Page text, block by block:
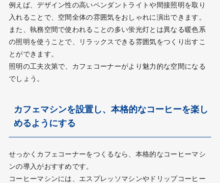
例えば、デザイン性の高いペンダントライトや間接照明を取り
入れることで、空間全体の雰囲気をおしゃれに演出できます。
また、執務空間で使われることの多い蛍光灯とは異なる暖色系
の照明を使うことで、リラックスできる雰囲気をつくり出すこ
とができます。
照明の工夫次第で、カフェコーナーがより魅力的な空間になる
でしょう。
カフェマシンを設置し、本格的なコーヒーを楽し
めるようにする
せっかくカフェコーナーをつくるなら、本格的なコーヒーマシ
ンの導入がおすすめです。
コーヒーマシンには、エスプレッソマシンやドリップコーヒー